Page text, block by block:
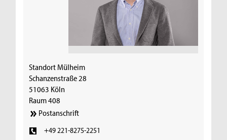
Standort Mülheim
Schanzenstraße 28
51063 Köln
Raum 408
Postanschrift
+49 221-8275-2251